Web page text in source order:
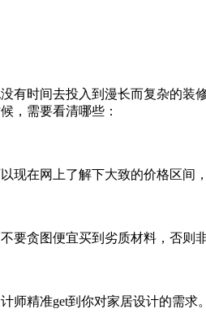
有时间去投入到漫长而复杂的装
，需要看清哪些：
在网上了解下大致的价格区间
贪图便宜买到劣质材料，否则
精准get到你对家居设计的需求。